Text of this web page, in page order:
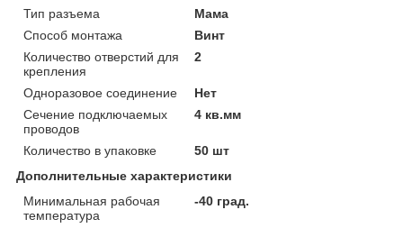
Тип разъема
Мама
Способ монтажа
Винт
Количество отверстий для
крепления
2
Одноразовое соединение
Нет
Сечение подключаемых
проводов
4 кв.мм
Количество в упаковке
50 шт
Дополнительные характеристики
Минимальная рабочая
температура
-40 град.